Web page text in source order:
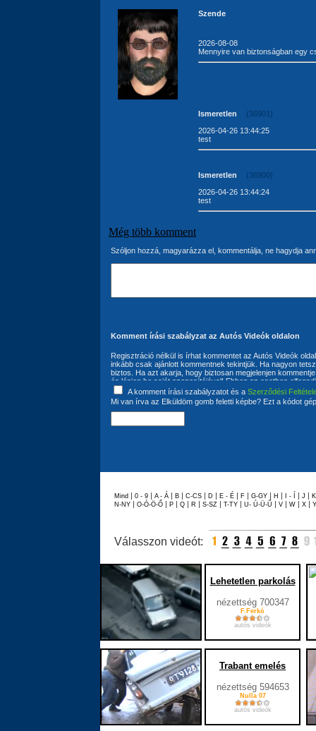
Szende
2026-08-08
Mennyire van biztonságban egy
Ismeretlen
(36901)
2026-04-26 13:44:25
test
Ismeretlen
(36900)
2026-04-26 13:44:24
test
Még több komment
Szóljon hozzá, magyarázza el, kommentálja, ne hagydja
Komment írási szabályzat az Autós Videók oldalon
Regisztráció nélkül is írhat kommentet az Autós Videók
inkább csak ajánlott kommentnek tekintjük. Ha nagyon
biztos. Ha azt akarja, hogy biztosan megjelenjen
és lépjen be saját azonosítójával! Ebben az esetben
következő: A komment írója kijelenti, hogy kommentjébe
felhasználó szavatol azért, hogy az általa írt kommentek
jogok jogvédelem alá eső jogait nem sértik, továbbá
felhasználási jogokkal rendelkezik. A szerzői és
megváltoztatására, illetve teljes törlésére.
A komment írási szabályzatot és a Szerződési
Mi van írva az Elküldöm gomb feletti képbe? Ezt a kódot
Mind | 0 - 9 | A - Á | B | C-CS | D | E - É | F | G-GY | H | I - Í | J |
N-NY | O-Ó-Ö-Ő | P | Q | R | S-SZ | T-TY | U- Ú-Ü-Ű | V | W | X |
Válasszon videót:
Lehetetlen parkolás
nézettség 700347
F.Ferkó
autós videók
Trabant emelés
nézettség 594653
Nulla 07
autós videók